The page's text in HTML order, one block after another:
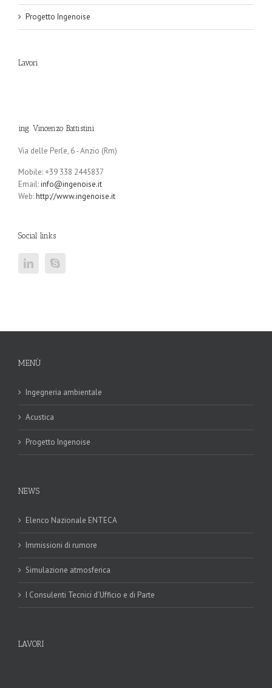
Progetto Ingenoise
Lavori
ing. Vincenzo Battistini
Via delle Perle, 6 - Anzio (Rm)
Mobile: +39 338 2445837
Email:info@ingenoise.it
Web:http://www.ingenoise.it
Social links
MENÙ
Ingegneria ambientale
Acustica
Progetto Ingenoise
NEWS
Elenco Nazionale ENTECA
Immissioni di rumore
Simulazione atmosferica
I Consulenti Tecnici d’Ufficio e di Parte
LAVORI